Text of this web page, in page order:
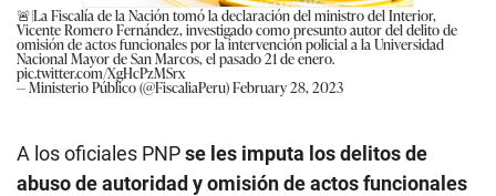
🚨|La Fiscalía de la Nación tomó la declaración del ministro del Interior,
Vicente Romero Fernández, investigado como presunto autor del delito de
omisión de actos funcionales por la intervención policial a la Universidad
Nacional Mayor de San Marcos, el pasado 21 de enero.
pic.twitter.com/XgHcPzMSrx
— Ministerio Público (@FiscaliaPeru)February 28, 2023
A los oficiales PNPse les imputa los delitos de
abuso de autoridad y omisión de actos funcionales